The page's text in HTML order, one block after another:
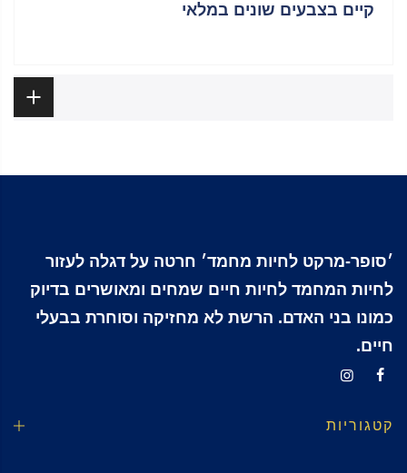
קיים בצבעים שונים במלאי
׳סופר-מרקט לחיות מחמד׳ חרטה על דגלה לעזור
לחיות המחמד לחיות חיים שמחים ומאושרים בדיוק
כמונו בני האדם. הרשת לא מחזיקה וסוחרת בבעלי
חיים.
קטגוריות